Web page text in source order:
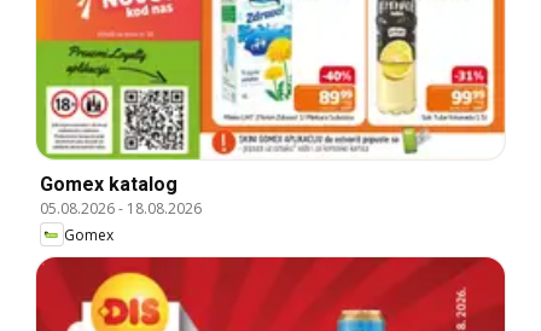
Gomex katalog
05.08.2026- 18.08.2026
Gomex